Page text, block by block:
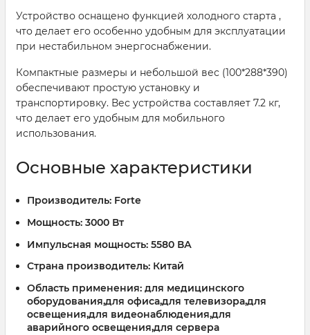
Устройство оснащено функцией холодного старта ,
что делает его особенно удобным для эксплуатации
при нестабильном энергоснабжении.
Компактные размеры и небольшой вес (100*288*390)
обеспечивают простую установку и
транспортировку. Вес устройства составляет 7.2 кг,
что делает его удобным для мобильного
использования.
Основные характеристики
Производитель: Forte
Мощность: 3000 Вт
Импульсная мощность: 5580 ВА
Страна производитель: Китай
Область применения: для медицинского
оборудования,для офиса,для телевизора,для
освещения,для видеонаблюдения,для
аварийного освещения,для сервера